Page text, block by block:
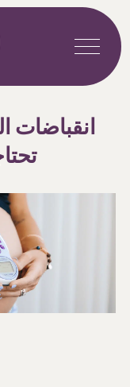
تخطى إلى المحتوى
انقباضات